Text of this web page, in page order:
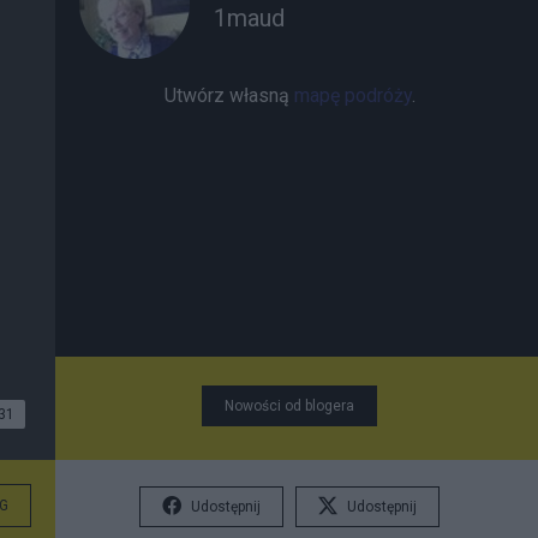
31
1maud
Utwórz własną mapę podróży.
Nowości od blogera
Udostępnij Udostępnij